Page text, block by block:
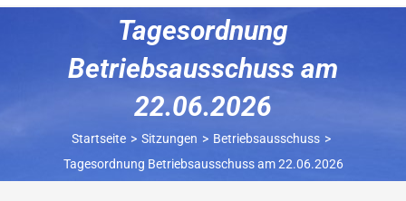
Tagesordnung
Betriebsausschuss am
22.06.2026
Startseite Sitzungen
Betriebsausschuss
Tagesordnung Betriebsausschuss am 22.06.2026